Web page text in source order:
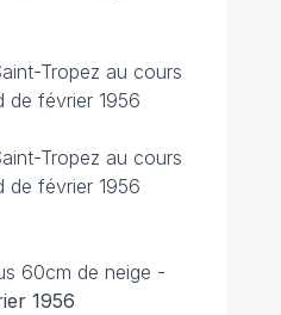
Tropez au cours
de février 1956
Tropez au cours
de février 1956
60cm de neige -
1956